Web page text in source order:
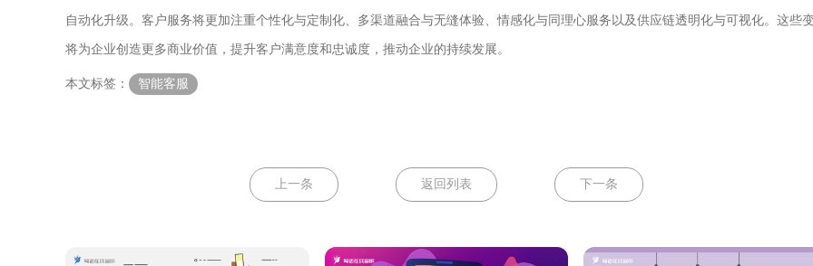
自动化升级。客户服务将更加注重个性化与定制化、多渠道融合与无缝体验、情感化与同理心服务以及供应链透明化与可视化。这些
将为企业创造更多商业价值，提升客户满意度和忠诚度，推动企业的持续发展。
本文标签： 智能客服
上一条 返回列表 下一条